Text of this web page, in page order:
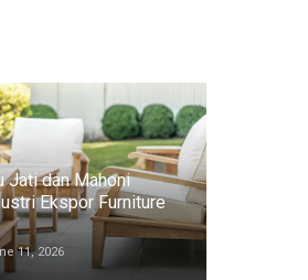
Jati dan Mahoni
Ekspor Furniture
11, 2026